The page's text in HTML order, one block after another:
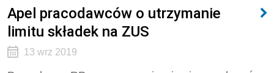
Apel pracodawców o utrzymanie
limitu składek na ZUS
13 wrz 2019